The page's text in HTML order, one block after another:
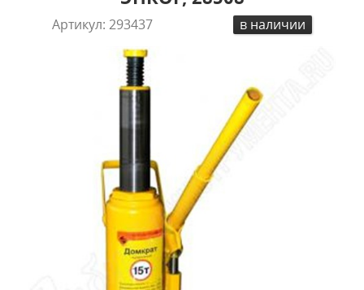
Артикул:293437 в наличии